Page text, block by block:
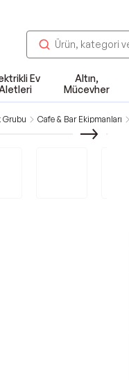
Ev
Altın,
Mücevher
Grubu Cafe & Bar Ekipmanları